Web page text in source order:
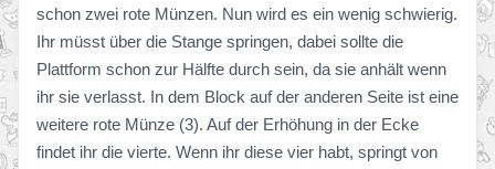
schon zwei rote Münzen. Nun wird es ein wenig schwierig.
Ihr müsst über die Stange springen, dabei sollte die
Plattform schon zur Hälfte durch sein, da sie anhält wenn
ihr sie verlasst. In dem Block auf der anderen Seite ist eine
weitere rote Münze (3). Auf der Erhöhung in der Ecke
findet ihr die vierte. Wenn ihr diese vier habt, springt von